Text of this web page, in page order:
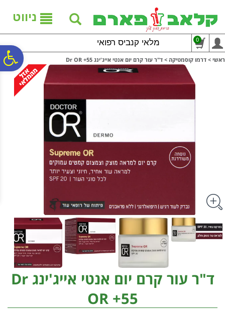
נגישות
אתר
המרכזי
ניווט
מלאי קנביס רפואי 0
ראשי > דרמו קוסמטיקה > ד"ר עור קרם יום אנטי אייג'ינג Dr OR +55
ד"ר עור קרם יום אנטי אייג'ינג Dr
OR +55